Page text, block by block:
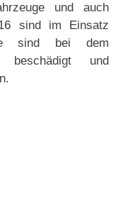
und auch
sind im Einsatz
sind bei dem
beschädigt und